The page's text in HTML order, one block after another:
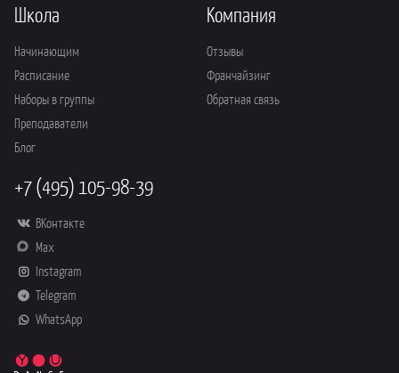
Школа
Начинающим
Расписание
Наборы в группы
Преподаватели
Блог
Компания
Отзывы
Франчайзинг
Обратная связь
+7 (495) 105-98-39
ВКонтакте
Max
Instagram
Telegram
WhatsApp